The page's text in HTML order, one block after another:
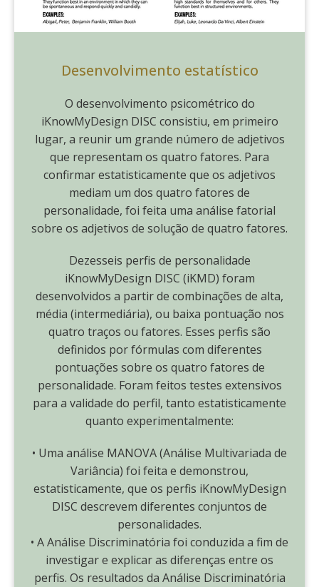
Desenvolvimento estatístico
O desenvolvimento psicométrico do
iKnowMyDesign DISC consistiu, em primeiro
lugar, a reunir um grande número de adjetivos
que representam os quatro fatores. Para
confirmar estatisticamente que os adjetivos
mediam um dos quatro fatores de
personalidade, foi feita uma análise fatorial
sobre os adjetivos de solução de quatro fatores.
Dezesseis perfis de personalidade
iKnowMyDesign DISC (iKMD) foram
desenvolvidos a partir de combinações de alta,
média (intermediária), ou baixa pontuação nos
quatro traços ou fatores. Esses perfis são
definidos por fórmulas com diferentes
pontuações sobre os quatro fatores de
personalidade. Foram feitos testes extensivos
para a validade do perfil, tanto estatisticamente
quanto experimentalmente:
• Uma análise MANOVA (Análise Multivariada de
Variância) foi feita e demonstrou,
estatisticamente, que os perfis iKnowMyDesign
DISC descrevem diferentes conjuntos de
personalidades.
• A Análise Discriminatória foi conduzida a fim de
investigar e explicar as diferenças entre os
perfis. Os resultados da Análise Discriminatória